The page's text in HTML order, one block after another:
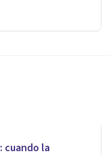
cuando la